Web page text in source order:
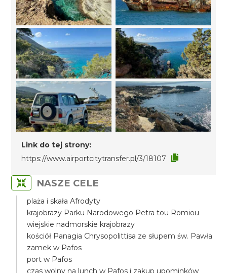
Link do tej strony:
https://www.airportcitytransfer.pl/3/18107
NASZE CELE
plaża i skała Afrodyty
krajobrazy Parku Narodowego Petra tou Romiou
wiejskie nadmorskie krajobrazy
kościół Panagia Chrysopolittisa ze słupem św. Pawła
zamek w Pafos
port w Pafos
czas wolny na lunch w Pafos i zakup upominków